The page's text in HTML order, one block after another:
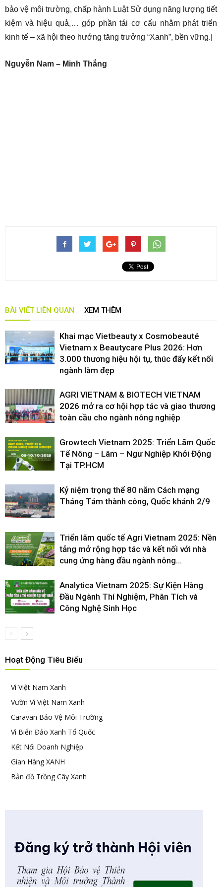
bảo vệ môi trường, chấp hành Luật Sử dụng năng lượng tiết
kiệm và hiệu quả,… góp phần tái cơ cấu nhằm phát triển
kinh tế – xã hội theo hướng tăng trưởng “Xanh”, bền vững.|
Nguyễn Nam – Minh Thắng
BÀI VIẾT LIÊN QUAN XEM THÊM
Khai mạc Vietbeauty x Cosmobeauté
Vietnam x Beautycare Plus 2026: Hơn
3.000 thương hiệu hội tụ, thúc đẩy kết nối
ngành làm đẹp
AGRI VIETNAM & BIOTECH VIETNAM
2026 mở ra cơ hội hợp tác và giao thương
toàn cầu cho ngành nông nghiệp
Growtech Vietnam 2025: Triển Lãm Quốc
Tế Nông – Lâm – Ngư Nghiệp Khởi Động
Tại TP.HCM
Kỷ niệm trọng thể 80 năm Cách mạng
Tháng Tám thành công, Quốc khánh 2/9
Triển lãm quốc tế Agri Vietnam 2025: Nền
tảng mở rộng hợp tác và kết nối với nhà
cung ứng hàng đầu ngành nông...
Analytica Vietnam 2025: Sự Kiện Hàng
Đầu Ngành Thí Nghiệm, Phân Tích và
Công Nghệ Sinh Học
Hoạt Động Tiêu Biểu
Vì Việt Nam Xanh
Vườn Vì Việt Nam Xanh
Caravan Bảo Vệ Môi Trường
Vì Biển Đảo Xanh Tổ Quốc
Kết Nối Doanh Nghiệp
Gian Hàng XANH
Bản đồ Trồng Cây Xanh